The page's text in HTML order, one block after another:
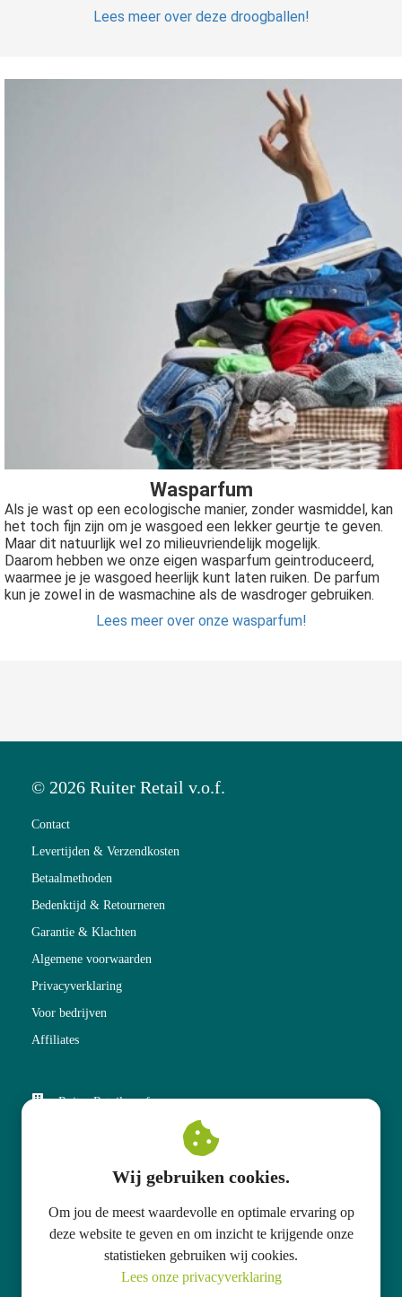
Lees meer over deze droogballen!
Wasparfum
Als je wast op een ecologische manier, zonder wasmiddel, kan
het toch fijn zijn om je wasgoed een lekker geurtje te geven.
Maar dit natuurlijk wel zo milieuvriendelijk mogelijk.
Daarom hebben we onze eigen wasparfum geintroduceerd,
waarmee je je wasgoed heerlijk kunt laten ruiken. De parfum
kun je zowel in de wasmachine als de wasdroger gebruiken.
Lees meer over onze wasparfum!
© 2026 Ruiter Retail v.o.f.
Contact
Levertijden & Verzendkosten
Betaalmethoden
Bedenktijd & Retourneren
Garantie & Klachten
Algemene voorwaarden
Privacyverklaring
Voor bedrijven
Affiliates
Ruiter Retail v.o.f.
info@qualooba.com
KvK nummer: 80108326
Wij gebruiken cookies.
Om jou de meest waardevolle en optimale ervaring op
deze website te geven en om inzicht te krijgende onze
statistieken gebruiken wij cookies.
Lees onze privacyverklaring